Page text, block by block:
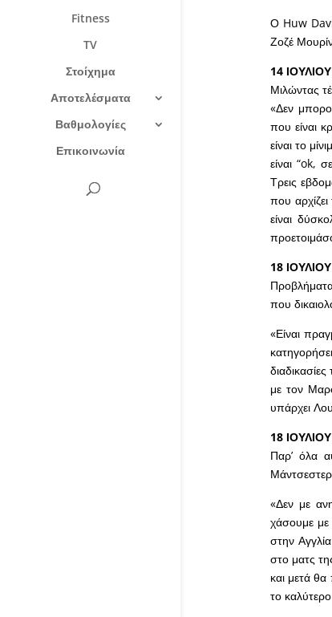
Fitness
TV
Στοίχημα
Αποτελέσματα
Βαθμολογίες
Επικοινωνία
Ο Huw
Ζοζέ
14 ΙΟΥΛΙΟΥ
Μιλώντας
«Δεν
που είναι
είναι το
είναι “ok,
Τρεις
που
είναι
18 ΙΟΥΛΙΟΥ
που
«Είναι
με τον
υπάρχει
18 ΙΟΥΛΙΟΥ
Παρ’ όλα
Μάντσεστερ
«Δεν με
χάσουμε με
στην
στο ματς
και μετά
το